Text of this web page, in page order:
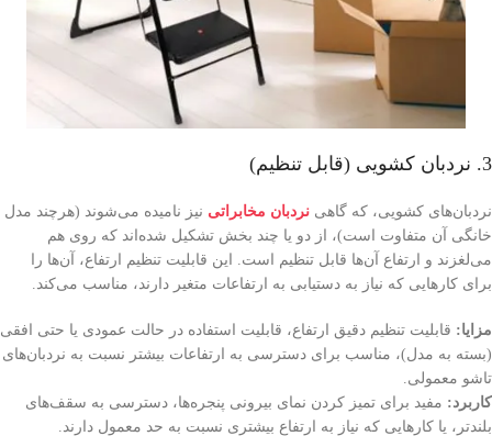
3. نردبان کشویی (قابل تنظیم)
نردبان‌های کشویی، که گاهی نردبان مخابراتی نیز نامیده می‌شوند (هرچند مدل
خانگی آن متفاوت است)، از دو یا چند بخش تشکیل شده‌اند که روی هم
می‌لغزند و ارتفاع آن‌ها قابل تنظیم است. این قابلیت تنظیم ارتفاع، آن‌ها را
برای کارهایی که نیاز به دستیابی به ارتفاعات متغیر دارند، مناسب می‌کند.
مزایا: قابلیت تنظیم دقیق ارتفاع، قابلیت استفاده در حالت عمودی یا حتی افقی
(بسته به مدل)، مناسب برای دسترسی به ارتفاعات بیشتر نسبت به نردبان‌های
تاشو معمولی.
کاربرد: مفید برای تمیز کردن نمای بیرونی پنجره‌ها، دسترسی به سقف‌های
بلندتر، یا کارهایی که نیاز به ارتفاع بیشتری نسبت به حد معمول دارند.